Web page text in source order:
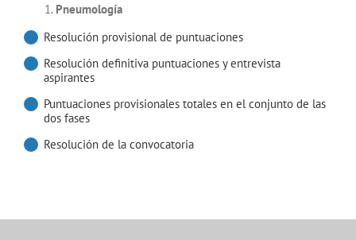
Pneumología
Resolución provisional de puntuaciones
Resolución definitiva puntuaciones y entrevista
aspirantes
Puntuaciones provisionales totales en el conjunto de las
dos fases
Resolución de la convocatoria